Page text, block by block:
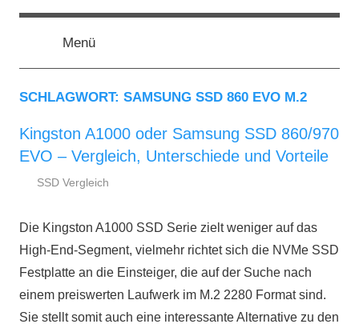
Zumssd-
ratgeber.de
SSD
Kaufberatung:
Empfehlung,
Menü
SCHLAGWORT: SAMSUNG SSD 860 EVO M.2
Kingston A1000 oder Samsung SSD 860/970
EVO – Vergleich, Unterschiede und Vorteile
März
ratgeber.de
SSD Vergleich
Die Kingston A1000 SSD Serie zielt weniger auf das
High-End-Segment, vielmehr richtet sich die NVMe SSD
Festplatte an die Einsteiger, die auf der Suche nach
einem preiswerten Laufwerk im M.2 2280 Format sind.
Sie stellt somit auch eine interessante Alternative zu den